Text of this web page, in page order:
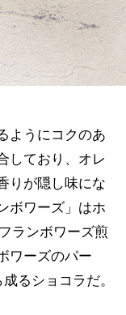
ようにコクのあ
しており、オレ
りが隠し味にな
ボワーズ」はホ
ランボワーズ煎
ワーズのパー
るショコラだ。